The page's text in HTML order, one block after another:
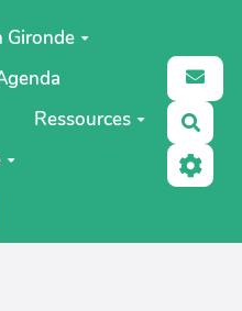
Gironde
Ressources